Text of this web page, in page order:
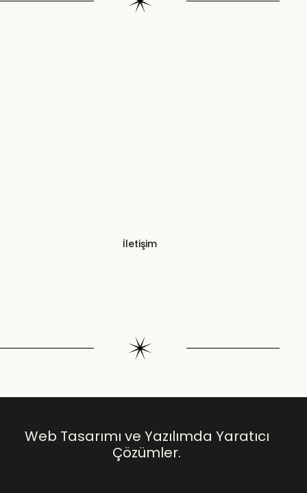
İletişim
Web Tasarımı ve Yazılımda Yaratıcı
Çözümler.